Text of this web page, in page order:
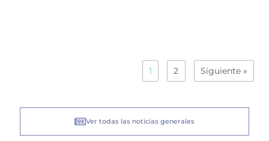
1 2 Siguiente »
Ver todas las noticias generales